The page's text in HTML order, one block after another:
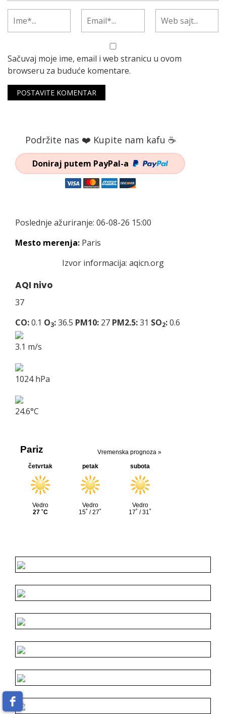
Sačuvaj moje ime, email i web stranicu u ovom
browseru za buduće komentare.
Podržite nas ❤️ Kupite nam kafu ☕
Doniraj putem PayPal-a
Poslednje ažuriranje: 06-08-26 15:00
Mesto merenja: Paris
Izvor informacija: aqicn.org
AQI nivo
37
CO:0.1 O3:36.5 PM10: 27 PM2.5:31 SO2:0.6
3.1 m/s
1024 hPa
24.6°C